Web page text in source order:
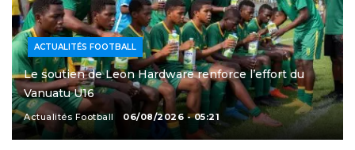
ACTUALITÉS FOOTBALL
Le soutien de Leon Hardware renforce l’effort du
Vanuatu U16
Actualités Football 06/08/2026 - 05:21